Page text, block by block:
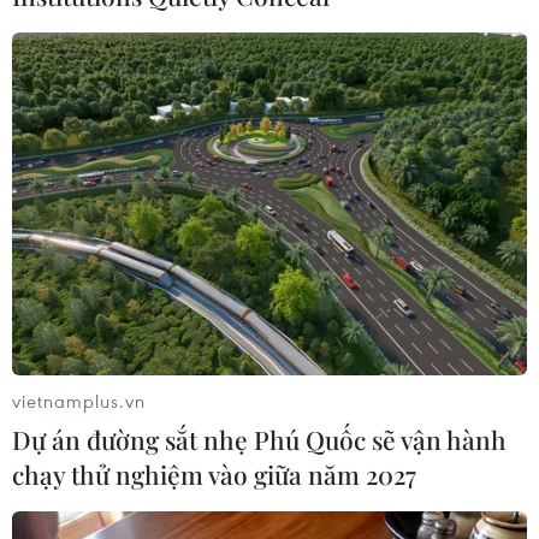
muối so với cả nước, với diện tích 2.673ha,
trong đó muối diêm dân gần 536ha, muối công
nghiệp gần 2.173ha.
Trong 4 tháng đầu năm, dù diện tích sản xuất
muối tăng gần 300 ha, sản lượng muối đạt 136.
559 tấn, tăng hơn 31.000 tấn so với cùng kỳ năm
trước, trong đó muối diêm dân đạt hơn 59.000
tấn, tăng hơn 14.000 tấn so với cùng kỳ năm
2013, nhưng diêm dân vẫn không vui vẻ gì bởi
muối rơi vào tình trạng rớt giá.
Tình hình này cũng chẳng khác gì năm 2007,
khi giá muối rớt thê thảm, chỉ từ 300.000 đồng
đến 350.000 đồng/tấn, doanh nghiệp chẳng ngó
ngàng đến chuyện thu mua, còn diêm dân tự
xoay xở với chính sản phẩm của mình làm ra
vietnamplus.vn
Dự án đường sắt nhẹ Phú Quốc sẽ vận hành
chạy thử nghiệm vào giữa năm 2027